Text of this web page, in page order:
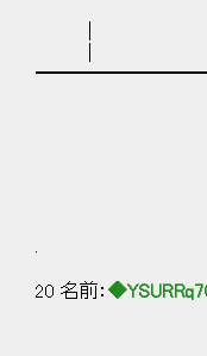
l
| U
| /
20 名前：